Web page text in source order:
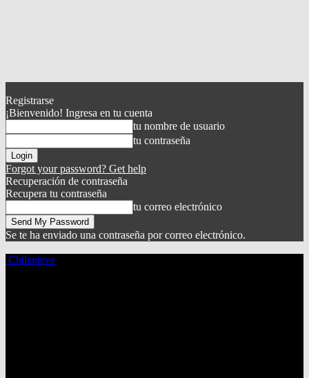
Registrarse
¡Bienvenido! Ingresa en tu cuenta
tu nombre de usuario
tu contraseña
Forgot your password? Get help
Recuperación de contraseña
Recupera tu contraseña
tu correo electrónico
Se te ha enviado una contraseña por correo electrónico.
Chilenieve